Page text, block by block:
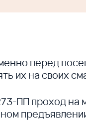
перед
их на своих
ПП проход на